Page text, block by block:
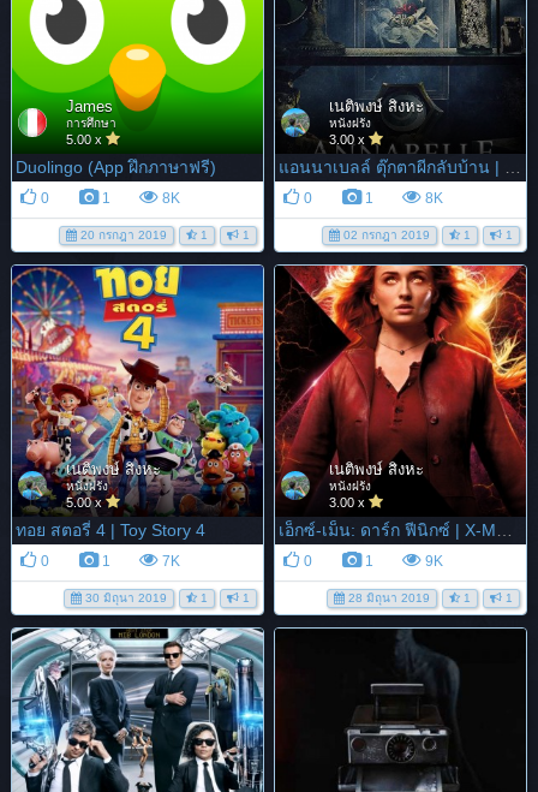
James
การศึกษา
5.00 x
Duolingo (App ฝึกภาษาฟรี)
0 1 8K
20 กรกฎา 2019 1 1
เนติพงษ์ สิงหะ
หนังฝรั่ง
3.00 x
แอนนาเบลล์ ตุ๊กตาผีกลับบ้าน | Annabelle Come home
0 1 8K
02 กรกฎา 2019 1 1
เนติพงษ์ สิงหะ
หนังฝรั่ง
5.00 x
ทอย สตอรี่ 4 | Toy Story 4
0 1 7K
30 มิถุนา 2019 1 1
เนติพงษ์ สิงหะ
หนังฝรั่ง
3.00 x
0 1 9K
28 มิถุนา 2019 1 1